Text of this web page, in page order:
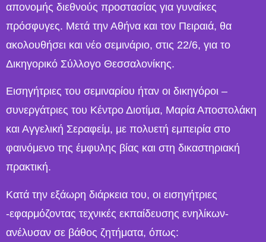
απονομής διεθνούς προστασίας για γυναίκες
πρόσφυγες. Μετά την Αθήνα και τον Πειραιά, θα
ακολουθήσει και νέο σεμινάριο, στις 22/6, για το
Δικηγορικό Σύλλογο Θεσσαλονίκης.
Εισηγήτριες του σεμιναρίου ήταν οι δικηγόροι –
συνεργάτριες του Κέντρο Διοτίμα, Μαρία Αποστολάκη
και Αγγελική Σεραφείμ, με πολυετή εμπειρία στο
φαινόμενο της έμφυλης βίας και στη δικαστηριακή
πρακτική.
Κατά την εξάωρη διάρκεια του, οι εισηγήτριες
-εφαρμόζοντας τεχνικές εκπαίδευσης ενηλίκων-
ανέλυσαν σε βάθος ζητήματα, όπως: